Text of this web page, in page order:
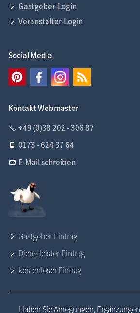
Gastgeber-Login
Veranstalter-Login
Social Media
Kontakt Webmaster
+49 (0)38 202 - 306 87
0173 - 624 37 64
E-Mail schreiben
Gastgeber-Eintrag
Dienstleister-Eintrag
kostenloser Eintrag
Haben Sie Anregungen,